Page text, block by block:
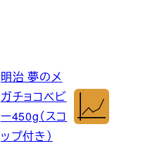
明治 夢のメ
ガチョコベビ
ー450g（スコ
ップ付き）